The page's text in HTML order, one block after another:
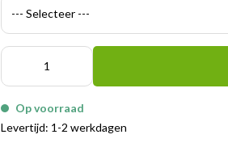
Op voorraad
Levertijd: 1-2 werkdagen